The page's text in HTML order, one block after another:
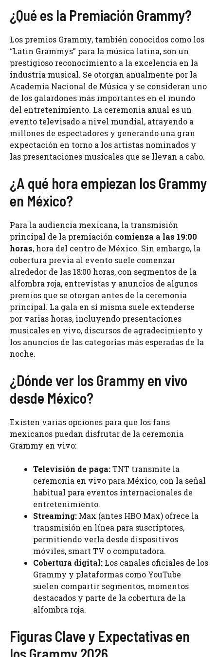
¿Qué es la Premiación Grammy?
Los premios Grammy, también conocidos como los
“Latin Grammys” para la música latina, son un
prestigioso reconocimiento a la excelencia en la
industria musical. Se otorgan anualmente por la
Academia Nacional de Música y se consideran uno
de los galardones más importantes en el mundo
del entretenimiento. La ceremonia anual es un
evento televisado a nivel mundial, atrayendo a
millones de espectadores y generando una gran
expectación en torno a los artistas nominados y
las presentaciones musicales que se llevan a cabo.
¿A qué hora empiezan los Grammy
en México?
Para la audiencia mexicana, la transmisión
principal de la premiación comienza a las 19:00
horas, hora del centro de México. Sin embargo, la
cobertura previa al evento suele comenzar
alrededor de las 18:00 horas, con segmentos de la
alfombra roja, entrevistas y anuncios de algunos
premios que se otorgan antes de la ceremonia
principal. La gala en sí misma suele extenderse
por varias horas, incluyendo presentaciones
musicales en vivo, discursos de agradecimiento y
los anuncios de las categorías más esperadas de la
noche.
¿Dónde ver los Grammy en vivo
desde México?
Existen varias opciones para que los fans
mexicanos puedan disfrutar de la ceremonia
Grammy en vivo:
Televisión de paga:TNT transmite la
ceremonia en vivo para México, con la señal
habitual para eventos internacionales de
entretenimiento.
Streaming: Max (antes HBO Max) ofrece la
transmisión en línea para suscriptores,
permitiendo verla desde dispositivos
móviles, smart TV o computadora.
Cobertura digital: Los canales oficiales de los
Grammy y plataformas como YouTube
suelen compartir segmentos, momentos
destacados y parte de la cobertura de la
alfombra roja.
Figuras Clave y Expectativas en